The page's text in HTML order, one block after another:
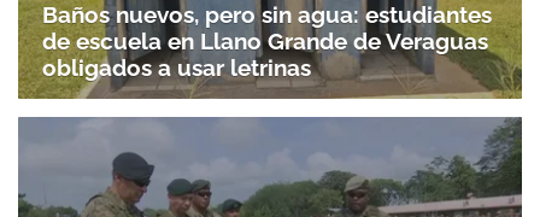
Baños nuevos, pero sin agua: estudiantes
de escuela en Llano Grande de Veraguas
obligados a usar letrinas